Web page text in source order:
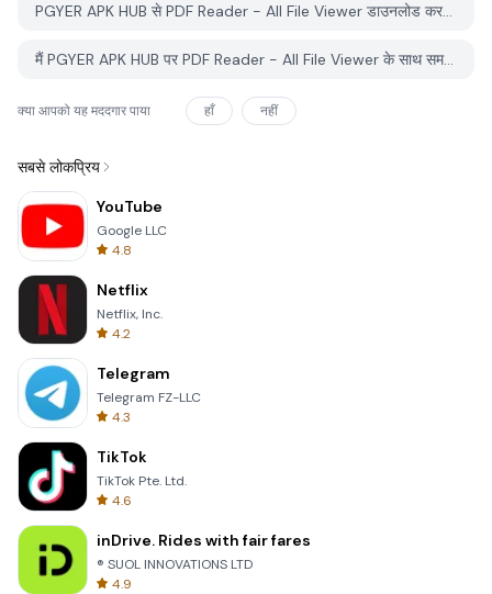
PGYER APK HUB से PDF Reader - All File Viewer डाउनलोड करने के लिए मुझे एक खाता चाहिए?
मैं PGYER APK HUB पर PDF Reader - All File Viewer के साथ समस्या कैसे रिपोर्ट कर सकता हूँ?
क्या आपको यह मददगार पाया हाँ नहीं
सबसे लोकप्रिय
YouTube
Google LLC
4.8
Netflix
Netflix, Inc.
4.2
Telegram
Telegram FZ-LLC
4.3
TikTok
TikTok Pte. Ltd.
4.6
inDrive. Rides with fair fares
® SUOL INNOVATIONS LTD
4.9